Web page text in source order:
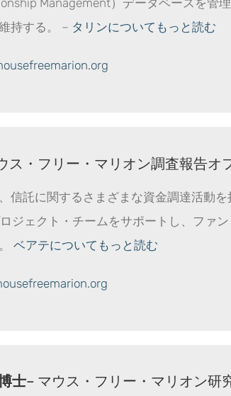
持する。 – タリンについてもっと読む
ス・フリー・マリオン調査報告オ
信託に関するさまざまな資金調達活動
ジェクト・チームをサポートし、ファ
ベアテについてもっと読む
士– マウス・フリー・マリオン研